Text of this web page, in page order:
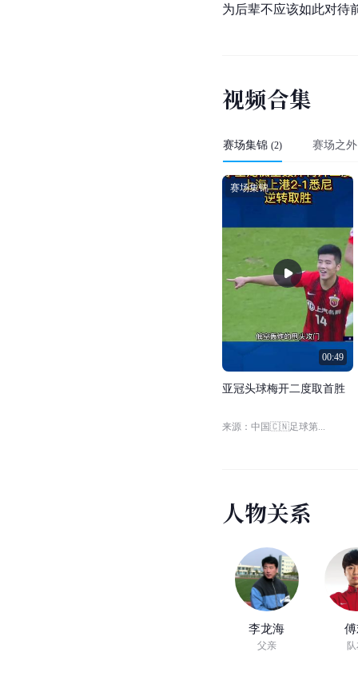
为后辈不应该如此对待
视频合集
赛场集锦 (2) 赛场之外
00:49
赛场集锦
亚冠头球梅开二度取首胜
来源：中国🇨🇳足球第...
人物关系
李龙海
父亲